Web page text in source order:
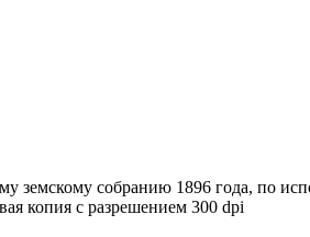
земскому собранию 1896 года, по
копия с разрешением 300 dpi